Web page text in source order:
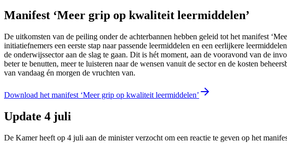
Manifest ‘Meer grip op kwaliteit leermiddelen’
De uitkomsten van de peiling onder de achterbannen hebben geleid tot het manifest
initiatiefnemers een eerste stap naar passende leermiddelen en een eerlijkere
de onderwijssector aan de slag te gaan. Dit is hét moment, aan de vooravond van de
beter te benutten, meer te luisteren naar de wensen vanuit de sector en de kosten
van vandaag én morgen de vruchten van.
​Download het manifest ‘Meer grip op kwaliteit leermiddelen’
Update 4 juli
De Kamer heeft op 4 juli aan de minister verzocht om een reactie te geven op het